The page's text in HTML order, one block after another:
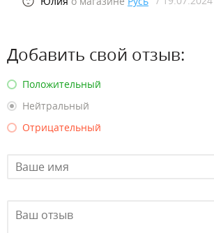
Добавить свой отзыв:
Положительный
Нейтральный
Отрицательный